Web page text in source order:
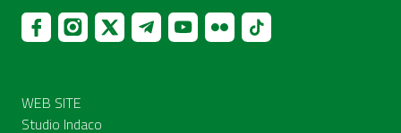
WEB SITE
Studio Indaco